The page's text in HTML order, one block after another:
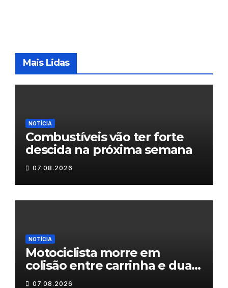
Mais Lidas
NOTÍCIA
Combustíveis vão ter forte
descida na próxima semana
07.08.2026
NOTÍCIA
Motociclista morre em
colisão entre carrinha e duas
motas em Chaves
07.08.2026